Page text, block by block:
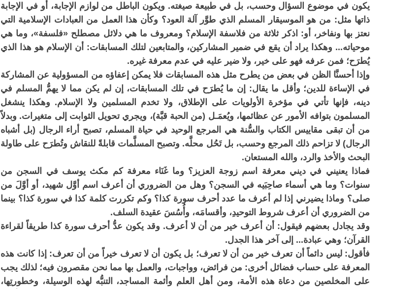
يكون في موضوع السؤال وحسب، بل في طبيعة صيغته. ويكون الباطل من لوازم الإجابة، أو في الإجابة
ذاتها مثل: من هو الموسيقار المسلم الذي طوَّر آلة العود؟ وكأن هذا العمل من العبادات الإسلامية التي
نعتز بها ونفاخر، أو: اذكر ثلاثة من فلاسفة الإسلام؟ ومعروف ما هي دلائل مصطلح «فلسفة»، وما هي
موحياته... وهكذا يراد أن يقع في ضمير المشاركين، والمتابعين لتلك المسابقات: أن الإسلام هو هذا الذي
يُطرَح؛ فمن عرفه فهو على خير، ولا ضير عليه في عدم معرفة غيره.
وإذا أحسنَّا الظن في بعض من يطرح مثل هذه المسابقات فلا يمكن إعفاؤه من المسؤولية عن المشاركة
في الإساءة للدين؛ وأقل ما يقال: إن ما يُطرَح في تلك المسابقات، إن لم يكن مما لا يهمُّ المسلم في
دينه، فإنها تأتي في مؤخرة الأولويات على الإطلاق، ولا تخدم المسلمين ولا الإسلام. وهكذا ينشغل
المسلمون بتوافه الأمور عن عظائمها، ويُعمَـل (من الحبة قبَّة)، ويجري تحويل الثوابت إلى متغيرات. وبدلاً
من أن تبقى مقاييس الكتاب والسُّنة هي المرجع الوحيد في حياة المسلم، تصبح أراء الرجال (بل أشباه
الرجال) لا تزاحم ذلك المرجع وحسب، بل تَحُل محلَّه. وتصبح المسلَّمات قابلةً للنقاش وتُطرَح على طاولة
البحث والأخذ والرد، والله المستعان.
فماذا يعنيني في ديني معرفة اسم زوجة العزيز؟ وما غَنَاء معرفة كم مكث يوسف في السجن من
سنوات؟ وما هي أسماء صاحِبَيه في السجن؟ وهل من الضروري أن أعرف اسم أوَّل شهيد، أو أوَّلَ من
صلى؟ وماذا يضيرني إذا لم أعرف ما عدد أحرف سورة كذا؟ وكم تكررت كلمة كذا في سورة كذا؟ بينما
من الضروري أن أعرف شروط التوحيدِ، وأقسامَه، وأُسُسَ عقيدة السلف.
وقد يجادل بعضهم فيقول: أن أعرف خير من أن لا أعرف. وقد يكون عدُّ أحرف سورة كذا طريقاً لقراءة
القرآن؛ وهي عبادة... إلى آخر هذا الجدل.
فأقول: ليس دائماً أن تعرف خير من أن لا تعرف؛ بل يكون أن لا تعرف خيراً من أن تعرف: إذا كانت هذه
المعرفة على حساب فضائل أخرى: من فرائض، وواجبات، والعمل بها مما نحن مقصرون فيه؛ لذلك يجب
على المخلصين من دعاة هذه الأمة، ومن أهل العلم وأئمة المساجد، التنبُّه لهذه الوسيلة، وخطورتِها،